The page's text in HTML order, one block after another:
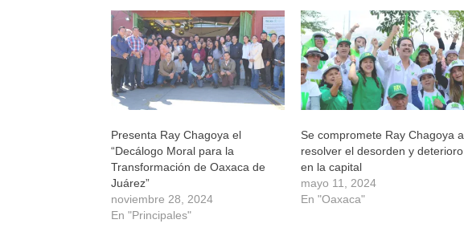
una
ventana
nueva)
una
ventana
nueva)
una
ventana
nueva)
una
ventana
nueva)
Presenta Ray Chagoya el
“Decálogo Moral para la
Transformación de Oaxaca de
Juárez”
noviembre 28, 2024
En "Principales"
Se compromete Ray Chagoya a
resolver el desorden y deterioro
en la capital
mayo 11, 2024
En "Oaxaca"